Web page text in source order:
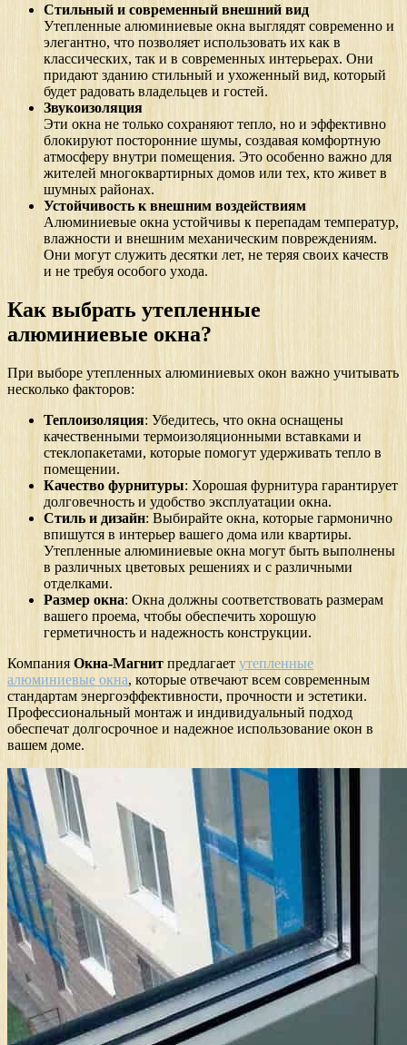
Стильный и современный внешний вид
Утепленные алюминиевые окна выглядят современно и
элегантно, что позволяет использовать их как в
классических, так и в современных интерьерах. Они
придают зданию стильный и ухоженный вид, который
будет радовать владельцев и гостей.
Звукоизоляция
Эти окна не только сохраняют тепло, но и эффективно
блокируют посторонние шумы, создавая комфортную
атмосферу внутри помещения. Это особенно важно для
жителей многоквартирных домов или тех, кто живет в
шумных районах.
Устойчивость к внешним воздействиям
Алюминиевые окна устойчивы к перепадам температур,
влажности и внешним механическим повреждениям.
Они могут служить десятки лет, не теряя своих качеств
и не требуя особого ухода.
Как выбрать утепленные
алюминиевые окна?
При выборе утепленных алюминиевых окон важно учитывать
несколько факторов:
Теплоизоляция: Убедитесь, что окна оснащены
качественными термоизоляционными вставками и
стеклопакетами, которые помогут удерживать тепло в
помещении.
Качество фурнитуры: Хорошая фурнитура гарантирует
долговечность и удобство эксплуатации окна.
Стиль и дизайн: Выбирайте окна, которые гармонично
впишутся в интерьер вашего дома или квартиры.
Утепленные алюминиевые окна могут быть выполнены
в различных цветовых решениях и с различными
отделками.
Размер окна: Окна должны соответствовать размерам
вашего проема, чтобы обеспечить хорошую
герметичность и надежность конструкции.
Компания Окна-Магнит предлагает утепленные
алюминиевые окна, которые отвечают всем современным
стандартам энергоэффективности, прочности и эстетики.
Профессиональный монтаж и индивидуальный подход
обеспечат долгосрочное и надежное использование окон в
вашем доме.